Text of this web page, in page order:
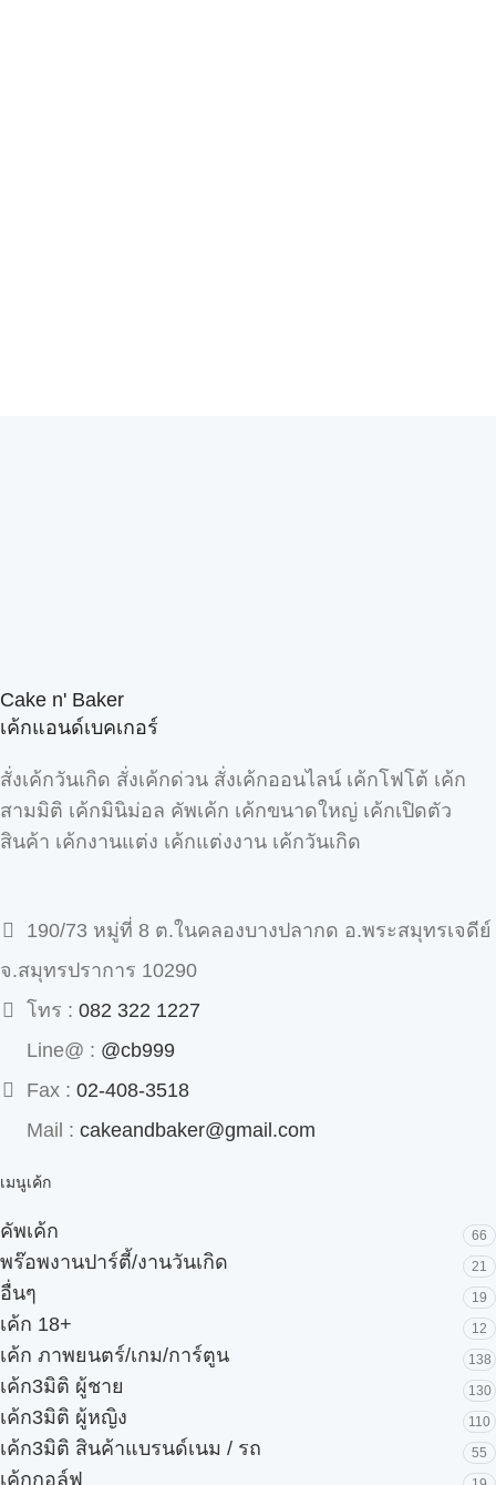
Cake n' Baker
เค้กแอนด์เบคเกอร์
สั่งเค้กวันเกิด สั่งเค้กด่วน สั่งเค้กออนไลน์ เค้กโฟโต้ เค้ก
สามมิติ เค้กมินิม่อล คัพเค้ก เค้กขนาดใหญ่ เค้กเปิดตัว
สินค้า เค้กงานแต่ง เค้กแต่งงาน เค้กวันเกิด
190/73 หมู่ที่ 8 ต.ในคลองบางปลากด อ.พระสมุทรเจดีย์
จ.สมุทรปราการ 10290
โทร : 082 322 1227
Line@ : @cb999
Fax : 02-408-3518
Mail : cakeandbaker@gmail.com
เมนูเค้ก
คัพเค้ก 66
พร๊อพงานปาร์ตี้/งานวันเกิด 21
อื่นๆ 19
เค้ก 18+ 12
เค้ก ภาพยนตร์/เกม/การ์ตูน 138
เค้ก3มิติ ผู้ชาย 130
เค้ก3มิติ ผู้หญิง 110
เค้ก3มิติ สินค้าแบรนด์เนม / รถ 55
เค้กกอล์ฟ